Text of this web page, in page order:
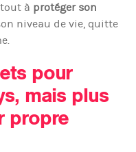
à protéger son
niveau de vie, quitte
pour
mais plus
propre